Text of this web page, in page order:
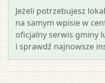
Jeżeli potrzebujesz
na samym wpisie w
oficjalny serwis gminy
i sprawdź najnowsze